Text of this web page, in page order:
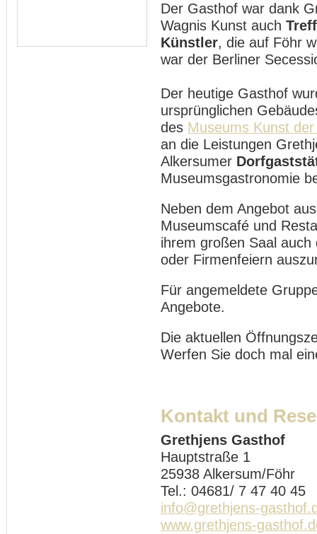
Der Gasthof war dank
Wagnis Kunst auch
Künstler, die auf Föhr
war der Berliner
Der heutige Gasthof
ursprünglichen
des Museums Kunst
an die Leistungen
Alkersumer
Museumsgastronomie
Neben dem Angebot aus
Museumscafé und
ihrem großen Saal
oder Firmenfeiern
Für angemeldete
Angebote.
Die aktuellen
Werfen Sie doch mal
Kontakt und
Grethjens Gasthof
Hauptstraße 1
25938 Alkersum/Föhr
Tel.: 04681/ 7 47 40 45
info@grethjens-
www.grethjens-